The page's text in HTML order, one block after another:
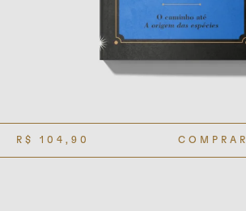
R$ 104,90 COMPRAR